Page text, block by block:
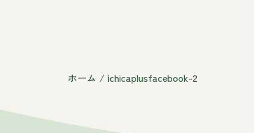
ホーム / ichicaplusfacebook-2